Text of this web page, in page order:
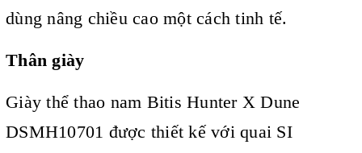
dùng nâng chiều cao một cách tinh tế.
Thân giày
Giày thể thao nam Bitis Hunter X Dune
DSMH10701 được thiết kế với quai SI